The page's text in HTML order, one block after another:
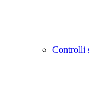
Controlli